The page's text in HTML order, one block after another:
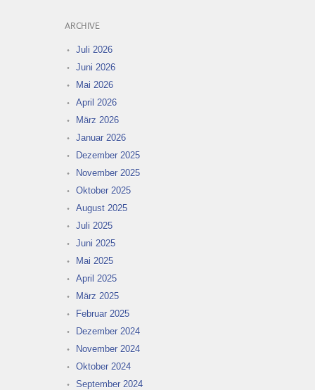
ARCHIVE
Juli 2026
Juni 2026
Mai 2026
April 2026
März 2026
Januar 2026
Dezember 2025
November 2025
Oktober 2025
August 2025
Juli 2025
Juni 2025
Mai 2025
April 2025
März 2025
Februar 2025
Dezember 2024
November 2024
Oktober 2024
September 2024